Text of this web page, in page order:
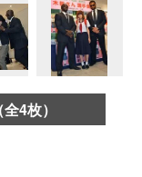
4枚）